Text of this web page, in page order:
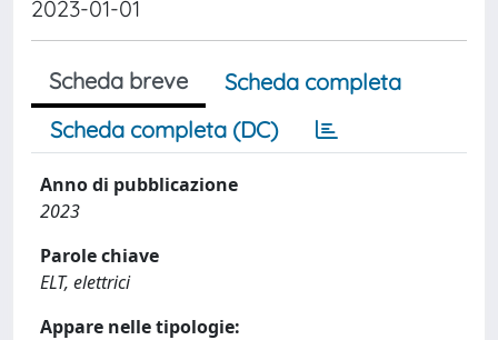
2023-01-01
Scheda breve
Scheda completa
Scheda completa (DC)
Anno di pubblicazione
2023
Parole chiave
ELT, elettrici
Appare nelle tipologie: